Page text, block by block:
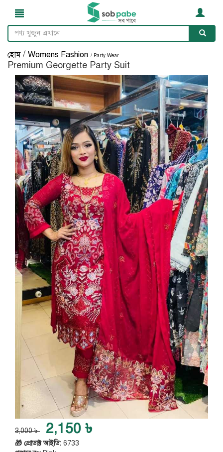
হোম / Womens Fashion / Party Wear
Premium Georgette Party Suit
3,000 ৳ 2,150 ৳
🎁 প্রোডাক্ট আইডি: 6733